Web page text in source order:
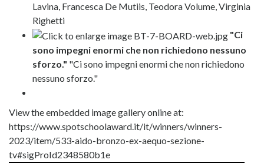
Lavina, Francesca De Mutiis, Teodora Volume, Virginia
Righetti
"Ci
sono impegni enormi che non richiedono nessuno
sforzo." "Ci sono impegni enormi che non richiedono
nessuno sforzo."
View the embedded image gallery online at:
https://www.spotschoolaward.it/it/winners/winners-
2023/item/533-aido-bronzo-ex-aequo-sezione-
tv#sigProId2348580b1e